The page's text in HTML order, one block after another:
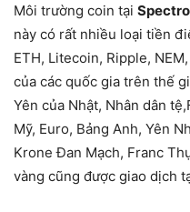
Môi trường coin tại
này có rất nhiều loại tiền
ETH, Litecoin, Ripple,
của các quốc gia trên thế
Yên của Nhật, Nhân dân
Mỹ, Euro, Bảng Anh, Yên
Krone Đan Mạch, Franc
vàng cũng được giao dịch